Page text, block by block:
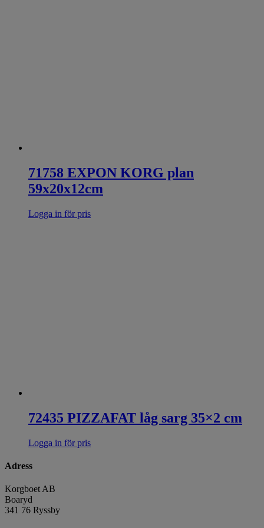
71758 EXPON KORG plan
59x20x12cm
Logga in för pris
72435 PIZZAFAT låg sarg 35×2 cm
Logga in för pris
Adress
Korgboet AB
Boaryd
341 76 Ryssby